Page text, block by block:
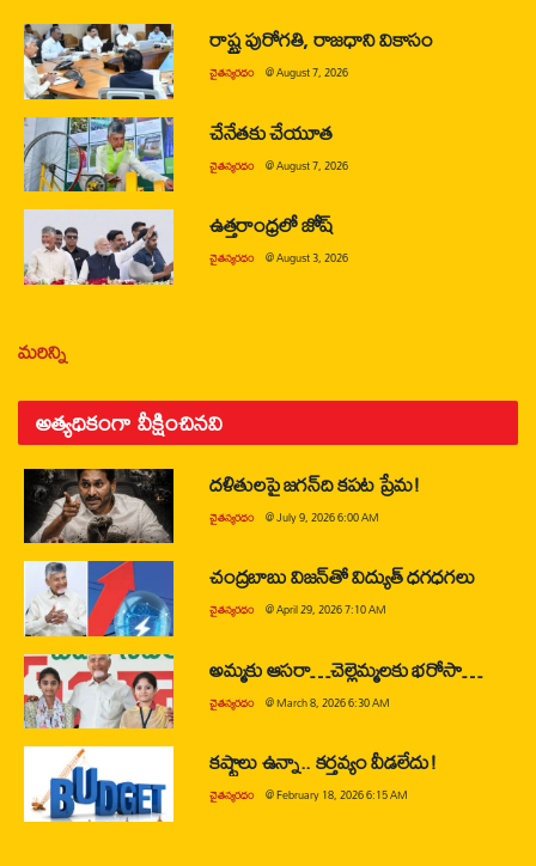
రాష్ట్ర పురోగతి, రాజధాని వికాసం
చైతన్యరధం @August 7, 2026
చేనేతకు చేయూత
చైతన్యరధం @August 7, 2026
ఉత్తరాంధ్రలో జోష్
చైతన్యరధం @August 3, 2026
మరిన్ని
అత్యధికంగా వీక్షించినవి
దళితులపై జగన్‌ది కపట ప్రేమ!
చైతన్యరధం @July 9, 2026 6:00 AM
చంద్రబాబు విజన్‌తో విద్యుత్ ధగధగలు
చైతన్యరధం @April 29, 2026 7:10 AM
అమ్మకు ఆసరా…చెల్లెమ్మలకు భరోసా…
చైతన్యరధం @March 8, 2026 6:30 AM
కష్టాలు ఉన్నా.. కర్తవ్యం వీడలేదు!
చైతన్యరధం @February 18, 2026 6:15 AM